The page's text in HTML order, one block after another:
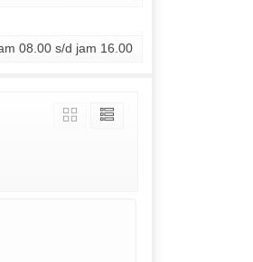
08.00 s/d jam 16.00